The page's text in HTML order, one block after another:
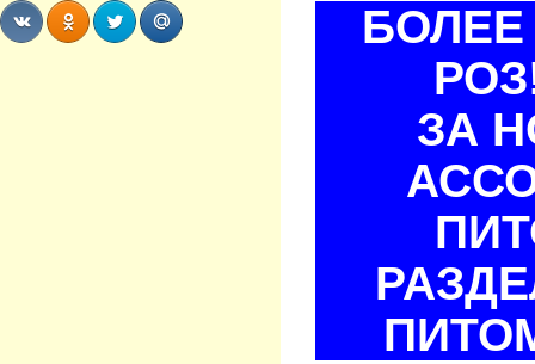
БОЛЕЕ
ЗА